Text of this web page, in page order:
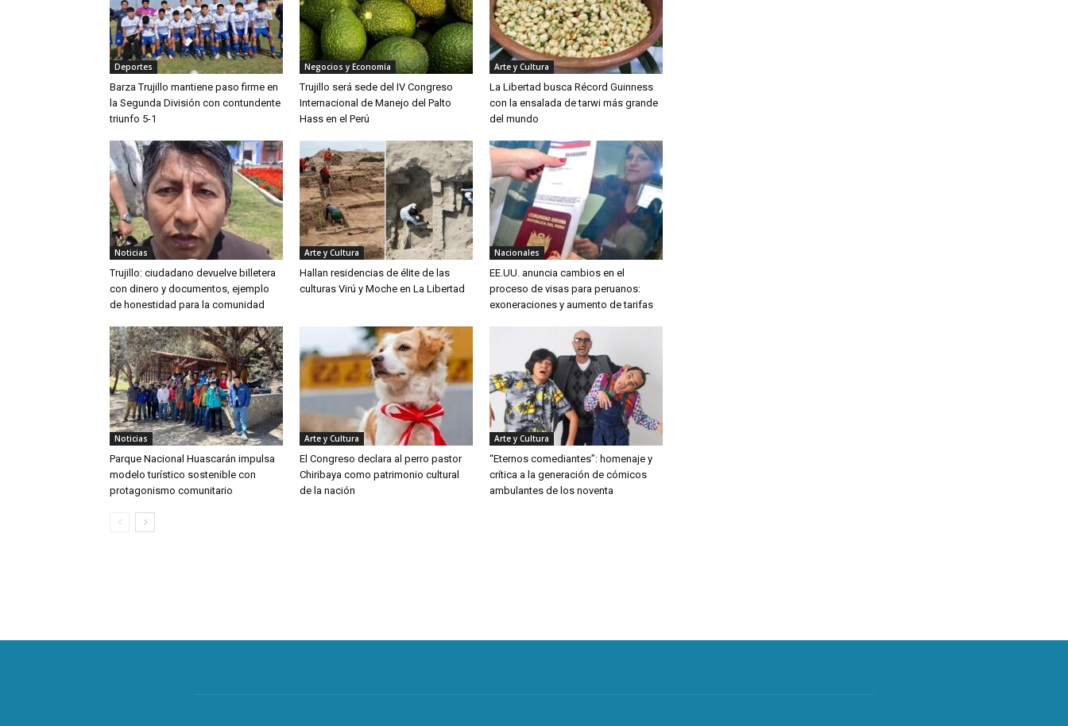
Deportes
Barza Trujillo mantiene paso firme en
la Segunda División con contundente
triunfo 5-1
Negocios y Economía
Trujillo será sede del IV Congreso
Internacional de Manejo del Palto
Hass en el Perú
Arte y Cultura
La Libertad busca Récord Guinness
con la ensalada de tarwi más grande
del mundo
Noticias
Trujillo: ciudadano devuelve billetera
con dinero y documentos, ejemplo
de honestidad para la comunidad
Arte y Cultura
Hallan residencias de élite de las
culturas Virú y Moche en La Libertad
Nacionales
EE.UU. anuncia cambios en el
proceso de visas para peruanos:
exoneraciones y aumento de tarifas
Noticias
Parque Nacional Huascarán impulsa
modelo turístico sostenible con
protagonismo comunitario
Arte y Cultura
El Congreso declara al perro pastor
Chiribaya como patrimonio cultural
de la nación
Arte y Cultura
“Eternos comediantes”: homenaje y
crítica a la generación de cómicos
ambulantes de los noventa